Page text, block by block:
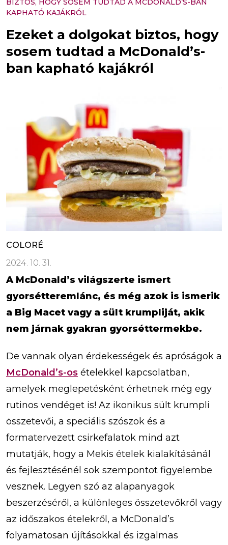
BIZTOS, HOGY SOSEM TUDTAD A MCDONALD’S-BAN
KAPHATÓ KAJÁKRÓL
Ezeket a dolgokat biztos, hogy
sosem tudtad a McDonald’s-
ban kapható kajákról
COLORÉ
2024. 10. 31.
A McDonald’s világszerte ismert
gyorsétteremlánc, és még azok is ismerik
a Big Macet vagy a sült krumpliját, akik
nem járnak gyakran gyorséttermekbe.
De vannak olyan érdekességek és apróságok a
McDonald’s-os ételekkel kapcsolatban,
amelyek meglepetésként érhetnek még egy
rutinos vendéget is! Az ikonikus sült krumpli
összetevői, a speciális szószok és a
formatervezett csirkefalatok mind azt
mutatják, hogy a Mekis ételek kialakításánál
és fejlesztésénél sok szempontot figyelembe
vesznek. Legyen szó az alapanyagok
beszerzéséről, a különleges összetevőkről vagy
az időszakos ételekről, a McDonald’s
folyamatosan újításokkal és izgalmas